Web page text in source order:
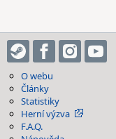
O webu
Články
Statistiky
Herní výzva
F.A.Q.